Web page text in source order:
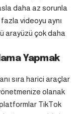
daha az sorunla
videoyu aynı
arayüzü çok daha
Yapmak
sıra harici araçlar
olanak
TikTok